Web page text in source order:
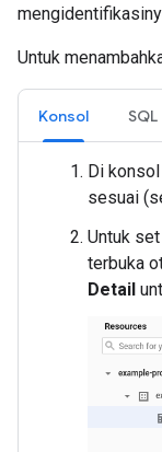
Untuk
Konsol SQL
Di
sesuai
Untuk
terbuka
Detail